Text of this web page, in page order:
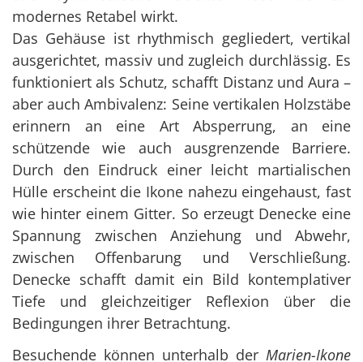
modernes Retabel wirkt.
Das Gehäuse ist rhythmisch gegliedert, vertikal
ausgerichtet, massiv und zugleich durchlässig. Es
funktioniert als Schutz, schafft Distanz und Aura –
aber auch Ambivalenz: Seine vertikalen Holzstäbe
erinnern an eine Art Absperrung, an eine
schützende wie auch ausgrenzende Barriere.
Durch den Eindruck einer leicht martialischen
Hülle erscheint die Ikone nahezu eingehaust, fast
wie hinter einem Gitter. So erzeugt Denecke eine
Spannung zwischen Anziehung und Abwehr,
zwischen Offenbarung und Verschließung.
Denecke schafft damit ein Bild kontemplativer
Tiefe und gleichzeitiger Reflexion über die
Bedingungen ihrer Betrachtung.
Besuchende können unterhalb der Marien-Ikone